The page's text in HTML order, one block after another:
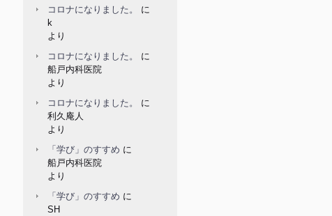
コロナになりました。
に
k
より
コロナになりました。
に
船戸内科医院
より
コロナになりました。
に
利久庵人
より
「学び」のすすめ に
船戸内科医院
より
「学び」のすすめ に
SH